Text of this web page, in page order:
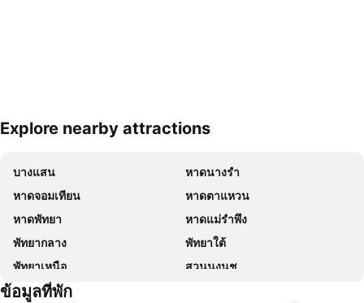
Explore nearby attractions
บางแสน
หาดนางรำ
หาดจอมเทียน
หาดตาแหวน
หาดพัทยา
หาดแม่รำพึง
พัทยากลาง
พัทยาใต้
พัทยาเหนือ
สวนนงนุช
หาดแสม
ข้อมูลที่พัก